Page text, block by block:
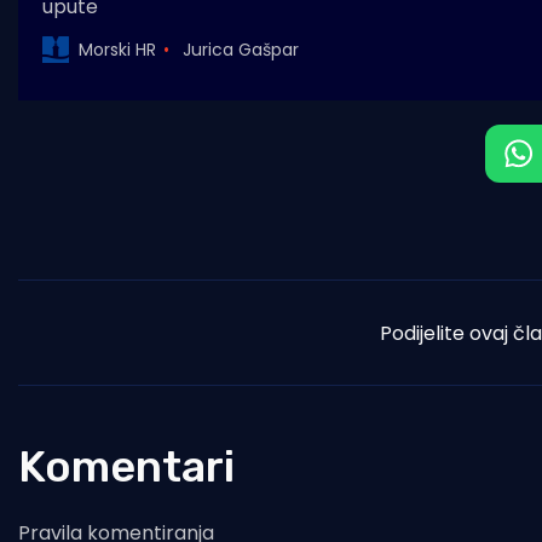
upute
Morski HR Jurica Gašpar
Podijelite ovaj
Komentari
Pravila komentiranja